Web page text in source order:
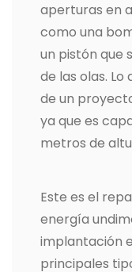
aperturas en
como una
un pistón que
de las olas.
de un
ya que es
metros de
Este es el
energía
implantación
principales